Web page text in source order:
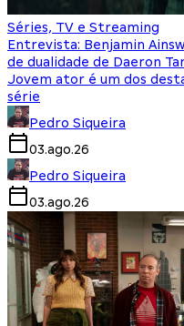
Séries, TV e Streaming
Entrevista: Benjamin
de dualidade de Daeron
Jovem ator é um dos
série
Pedro Siqueira
03.ago.26
Pedro Siqueira
03.ago.26